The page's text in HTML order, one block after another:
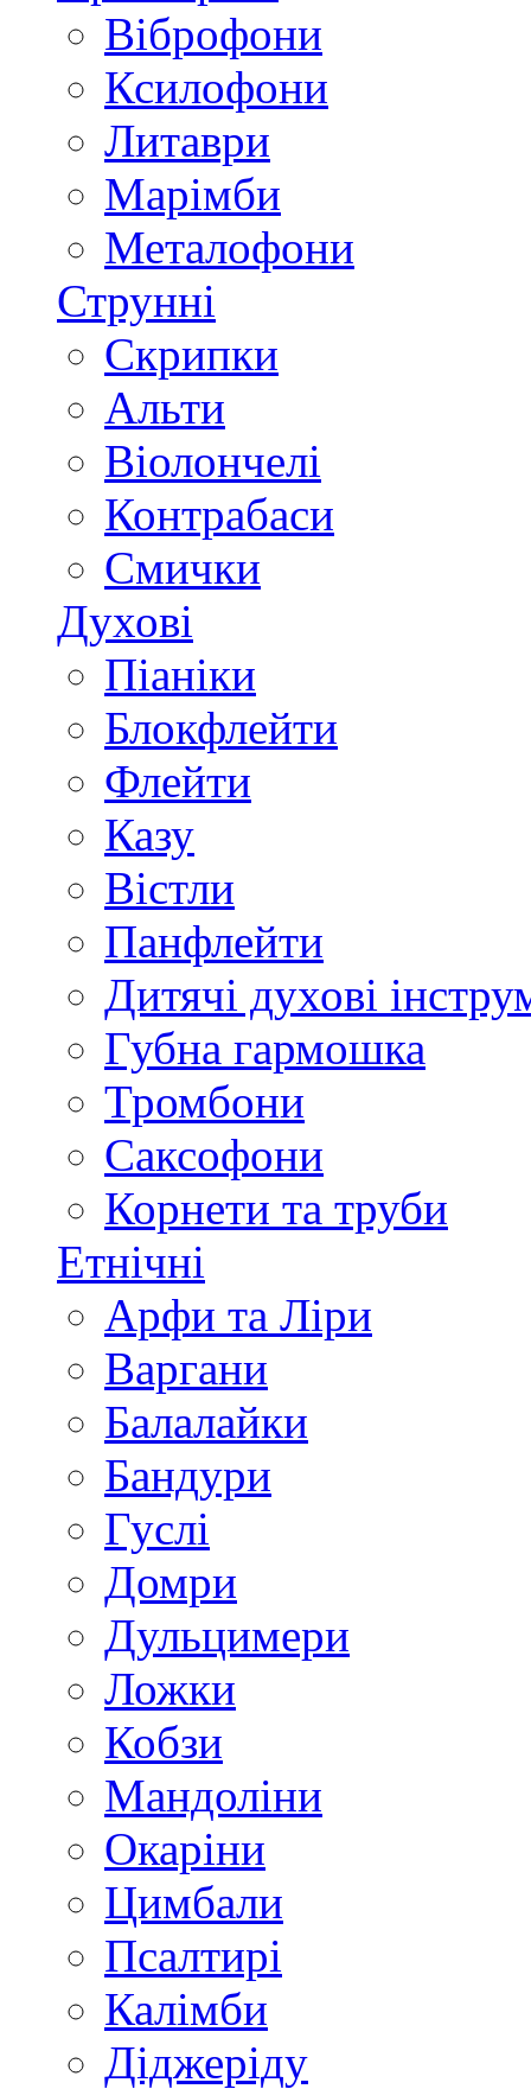
Віброфони
Ксилофони
Литаври
Марімби
Металофони
Струнні
Скрипки
Альти
Віолончелі
Контрабаси
Смички
Духові
Піаніки
Блокфлейти
Флейти
Казу
Вістли
Панфлейти
Дитячі духові
Губна гармошка
Тромбони
Саксофони
Корнети та труби
Етнічні
Арфи та Ліри
Варгани
Балалайки
Бандури
Гуслі
Домри
Дульцимери
Ложки
Кобзи
Мандоліни
Окаріни
Цимбали
Псалтирі
Калімби
Діджеріду